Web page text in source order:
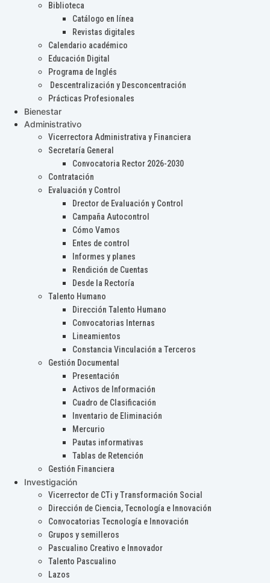
Biblioteca
Catálogo en línea
Revistas digitales
Calendario académico
Educación Digital
Programa de Inglés
Descentralización y Desconcentración
Prácticas Profesionales
Bienestar
Administrativo
Vicerrectora Administrativa y Financiera
Secretaría General
Convocatoria Rector 2026-2030
Contratación
Evaluación y Control
Drector de Evaluación y Control
Campaña Autocontrol
Cómo Vamos
Entes de control
Informes y planes
Rendición de Cuentas
Desde la Rectoría
Talento Humano
Dirección Talento Humano
Convocatorias Internas
Lineamientos
Constancia Vinculación a Terceros
Gestión Documental
Presentación
Activos de Información
Cuadro de Clasificación
Inventario de Eliminación
Mercurio
Pautas informativas
Tablas de Retención
Gestión Financiera
Investigación
Vicerrector de CTi y Transformación Social
Dirección de Ciencia, Tecnología e Innovación
Convocatorias Tecnología e Innovación
Grupos y semilleros
Pascualino Creativo e Innovador
Talento Pascualino
Lazos